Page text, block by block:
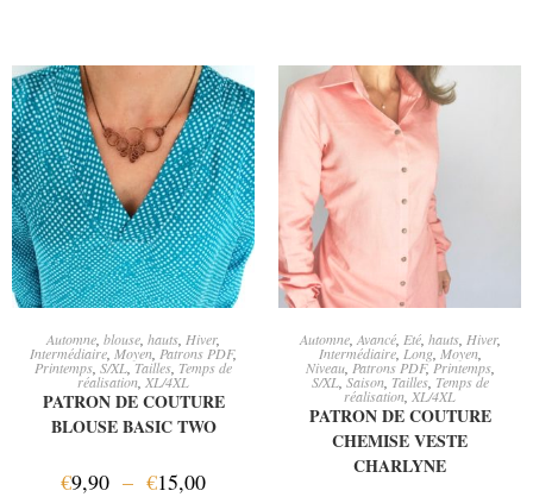
CHOIX DES OPTIONS
Automne blouse hauts Hiver,
Intermédiaire Moyen Patrons PDF,
Printemps S/XL ,Tailles Temps de
réalisation XL/4XL
PATRON DE COUTURE
BLOUSE BASIC TWO
€9,90 – €15,00
CHOIX DES OPTIONS
Automne, Avancé, Eté, hauts, Hiver,
Intermédiaire, Long, Moyen,
Niveau, Patrons PDF,Printemps,
S/XL,Saison, Tailles, Temps de
réalisation XL/4XL
PATRON DE COUTURE
CHEMISE VESTE
CHARLYNE